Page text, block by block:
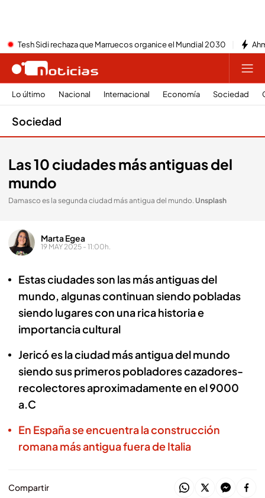
Tesh Sidi rechaza que Marruecos organice el Mundial 2030
Lo último Nacional Internacional Economía Sociedad
Sociedad
Las 10 ciudades más antiguas del
mundo
Damasco es la segunda ciudad más antigua del mundo. Unsplash
Marta Egea
19 MAY 2025 - 11:00h.
Estas ciudades son las más antiguas del
mundo, algunas continuan siendo pobladas
siendo lugares con una rica historia e
importancia cultural
Jericó es la ciudad más antigua del mundo
siendo sus primeros pobladores cazadores-
recolectores aproximadamente en el 9000
a.C
En España se encuentra la construcción
romana más antigua fuera de Italia
Compartir